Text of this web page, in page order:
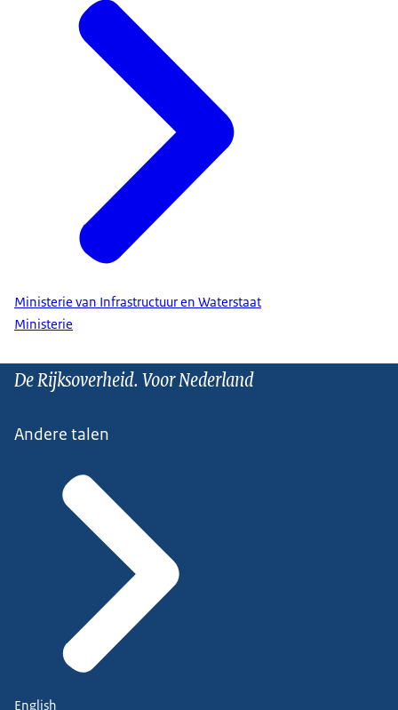
Ministerie van Infrastructuur en Waterstaat
Ministerie
De Rijksoverheid. Voor Nederland
Andere talen
English